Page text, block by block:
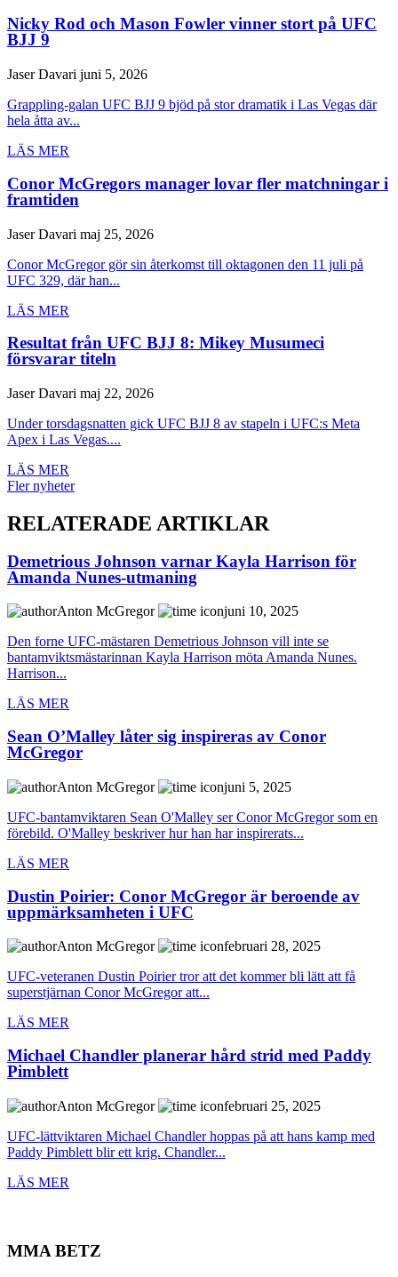
Nicky Rod och Mason Fowler vinner stort på UFC
BJJ 9
Jaser Davari juni 5, 2026
Grappling-galan UFC BJJ 9 bjöd på stor dramatik i Las Vegas där
hela åtta av...
LÄS MER
Conor McGregors manager lovar fler matchningar i
framtiden
Jaser Davari maj 25, 2026
Conor McGregor gör sin återkomst till oktagonen den 11 juli på
UFC 329, där han...
LÄS MER
Resultat från UFC BJJ 8: Mikey Musumeci
försvarar titeln
Jaser Davari maj 22, 2026
Under torsdagsnatten gick UFC BJJ 8 av stapeln i UFC:s Meta
Apex i Las Vegas....
LÄS MER
Fler nyheter
RELATERADE ARTIKLAR
Demetrious Johnson varnar Kayla Harrison för
Amanda Nunes-utmaning
Anton McGregor
juni 10, 2025
Den forne UFC-mästaren Demetrious Johnson vill inte se
bantamviktsmästarinnan Kayla Harrison möta Amanda Nunes.
Harrison...
LÄS MER
Sean O’Malley låter sig inspireras av Conor
McGregor
Anton McGregor
juni 5, 2025
UFC-bantamviktaren Sean O'Malley ser Conor McGregor som en
förebild. O'Malley beskriver hur han har inspirerats...
LÄS MER
Dustin Poirier: Conor McGregor är beroende av
uppmärksamheten i UFC
Anton McGregor
februari 28, 2025
UFC-veteranen Dustin Poirier tror att det kommer bli lätt att få
superstjärnan Conor McGregor att...
LÄS MER
Michael Chandler planerar hård strid med Paddy
Pimblett
Anton McGregor
februari 25, 2025
UFC-lättviktaren Michael Chandler hoppas på att hans kamp med
Paddy Pimblett blir ett krig. Chandler...
LÄS MER
MMA BETZ